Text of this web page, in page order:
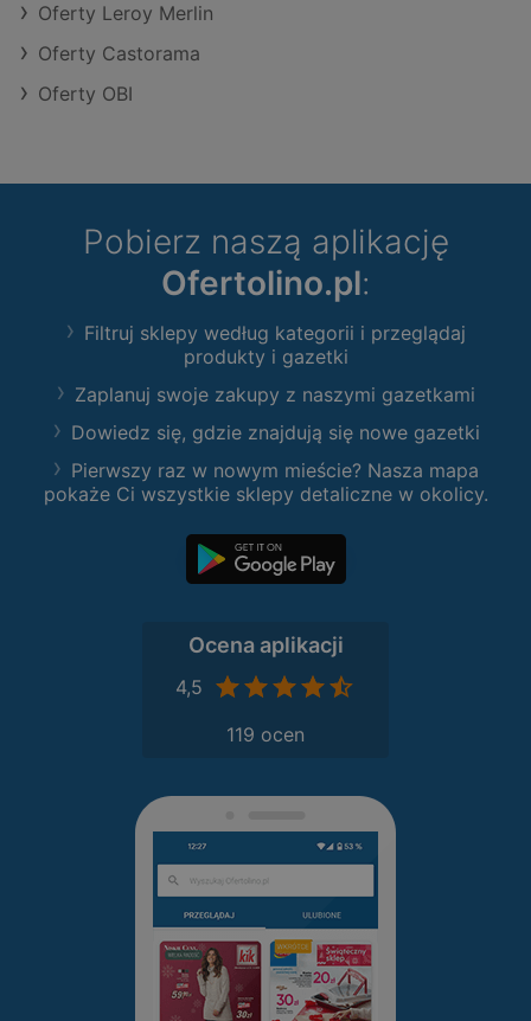
Oferty Leroy Merlin
Oferty Castorama
Oferty OBI
Pobierz naszą aplikację
Ofertolino.pl:
Filtruj sklepy według kategorii i przeglądaj
produkty i gazetki
Zaplanuj swoje zakupy z naszymi gazetkami
Dowiedz się, gdzie znajdują się nowe gazetki
Pierwszy raz w nowym mieście? Nasza mapa
pokaże Ci wszystkie sklepy detaliczne w okolicy.
Ocena aplikacji
4,5
119 ocen